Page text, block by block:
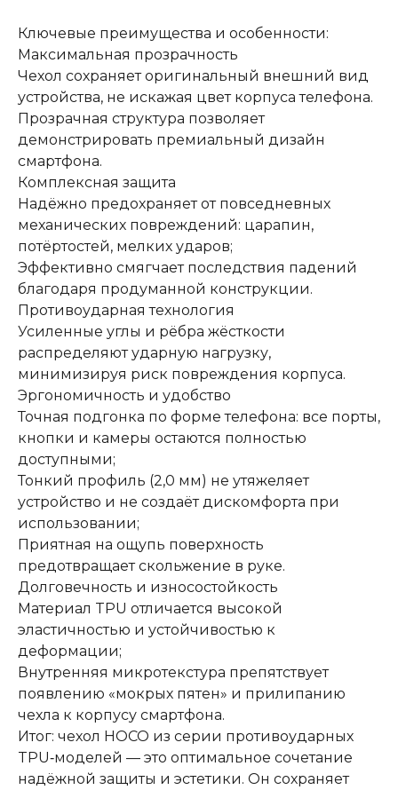
Ключевые преимущества и особенности:
Максимальная прозрачность
Чехол сохраняет оригинальный внешний вид
устройства, не искажая цвет корпуса телефона.
Прозрачная структура позволяет
демонстрировать премиальный дизайн
смартфона.
Комплексная защита
Надёжно предохраняет от повседневных
механических повреждений: царапин,
потёртостей, мелких ударов;
Эффективно смягчает последствия падений
благодаря продуманной конструкции.
Противоударная технология
Усиленные углы и рёбра жёсткости
распределяют ударную нагрузку,
минимизируя риск повреждения корпуса.
Эргономичность и удобство
Точная подгонка по форме телефона: все порты,
кнопки и камеры остаются полностью
доступными;
Тонкий профиль (2,0 мм) не утяжеляет
устройство и не создаёт дискомфорта при
использовании;
Приятная на ощупь поверхность
предотвращает скольжение в руке.
Долговечность и износостойкость
Материал TPU отличается высокой
эластичностью и устойчивостью к
деформации;
Внутренняя микротекстура препятствует
появлению «мокрых пятен» и прилипанию
чехла к корпусу смартфона.
Итог: чехол HOCO из серии противоударных
TPU‑моделей — это оптимальное сочетание
надёжной защиты и эстетики. Он сохраняет